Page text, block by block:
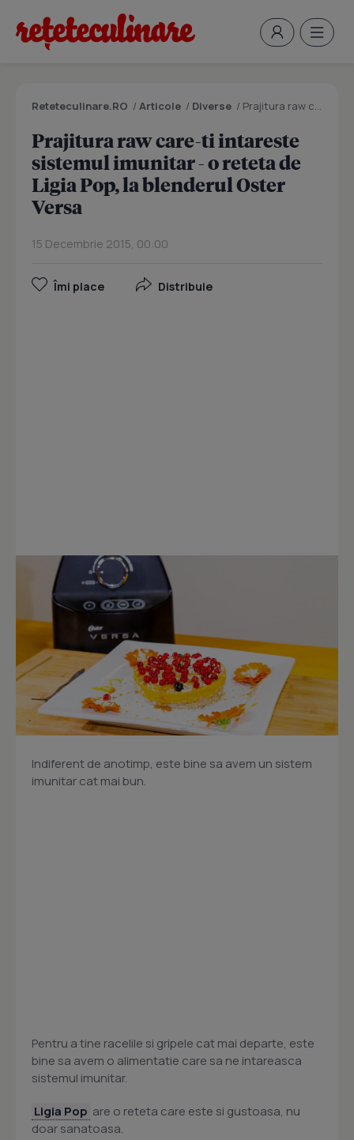
Reteteculinare.RO / Articole / Diverse / Prajitura raw care-ti intareste sistemul imunitar - o reteta de Ligia Pop, la blenderul Oster Versa
Prajitura raw care-ti intareste
sistemul imunitar - o reteta de
Ligia Pop, la blenderul Oster
Versa
15 Decembrie 2015, 00:00
Îmi place Distribuie
Indiferent de anotimp, este bine sa avem un sistem
imunitar cat mai bun.
Pentru a tine racelile si gripele cat mai departe, este
bine sa avem o alimentatie care sa ne intareasca
sistemul imunitar.
Ligia Pop are o reteta care este si gustoasa, nu
doar sanatoasa.